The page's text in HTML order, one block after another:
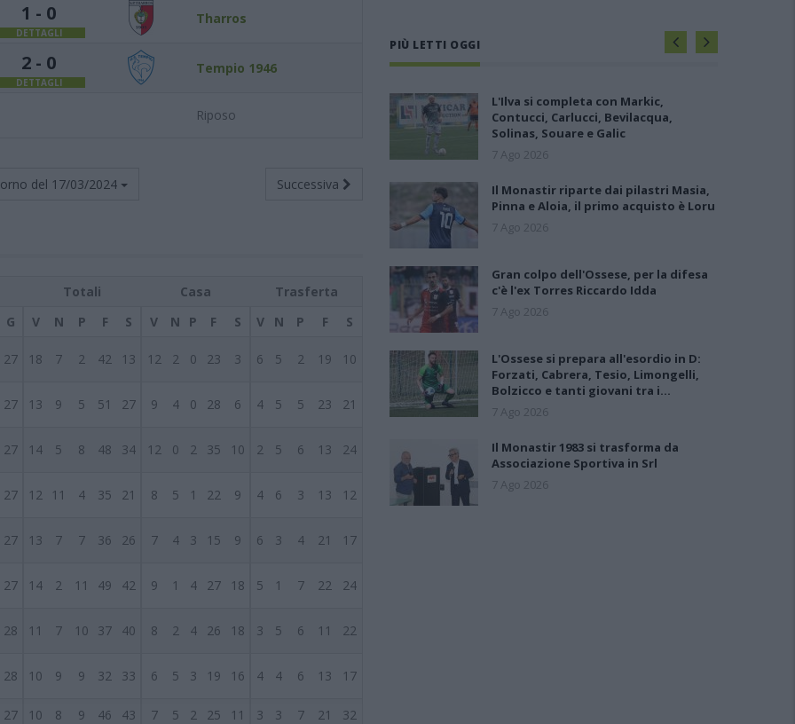
1 - 0
DETTAGLI
Tharros
2 - 0
DETTAGLI
Tempio 1946
Riposo
del 17/03/2024 Successiva
Totali Casa
Trasferta
G V N P F S V N P F S V N P F S
27 18 7 2 42 13 12 2 0 23 3 6 5 2 19 10
27 13 9 5 51 27 9 4 0 28 6 4 5 5 23 21
27 14 5 8 48 34 12 0 2 35 10 2 5 6 13 24
27 12 11 4 35 21 8 5 1 22 9 4 6 3 13 12
27 13 7 7 36 26 7 4 3 15 9 6 3 4 21 17
27 14 2 11 49 42 9 1 4 27 18 5 1 7 22 24
28 11 7 10 37 40 8 2 4 26 18 3 5 6 11 22
28 10 9 9 32 33 6 5 3 19 16 4 4 6 13 17
27 10 8 9 46 43 7 5 2 25 11 3 3 7 21 32
PIÙ LETTI OGGI
L'Ilva si completa con Markic,
Contucci, Carlucci, Bevilacqua,
Solinas, Souare e Galic
7 Ago 2026
Il Monastir riparte dai pilastri Masia,
Pinna e Aloia, il primo acquisto è Loru
7 Ago 2026
Gran colpo dell'Ossese, per la difesa
c'è l'ex Torres Riccardo Idda
7 Ago 2026
L'Ossese si prepara all'esordio in D:
Forzati, Cabrera, Tesio, Limongelli,
Bolzicco e tanti giovani tra i…
7 Ago 2026
Il Monastir 1983 si trasforma da
Associazione Sportiva in Srl
7 Ago 2026